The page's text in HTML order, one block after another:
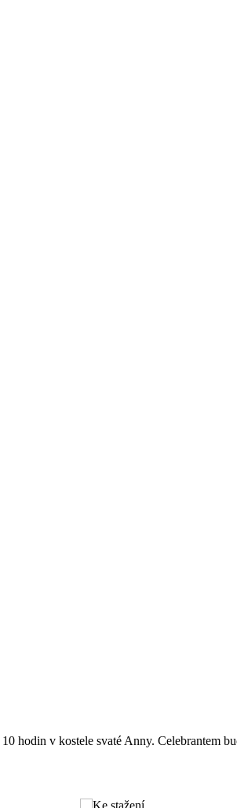
hodin v kostele svaté Anny. Celebrantem